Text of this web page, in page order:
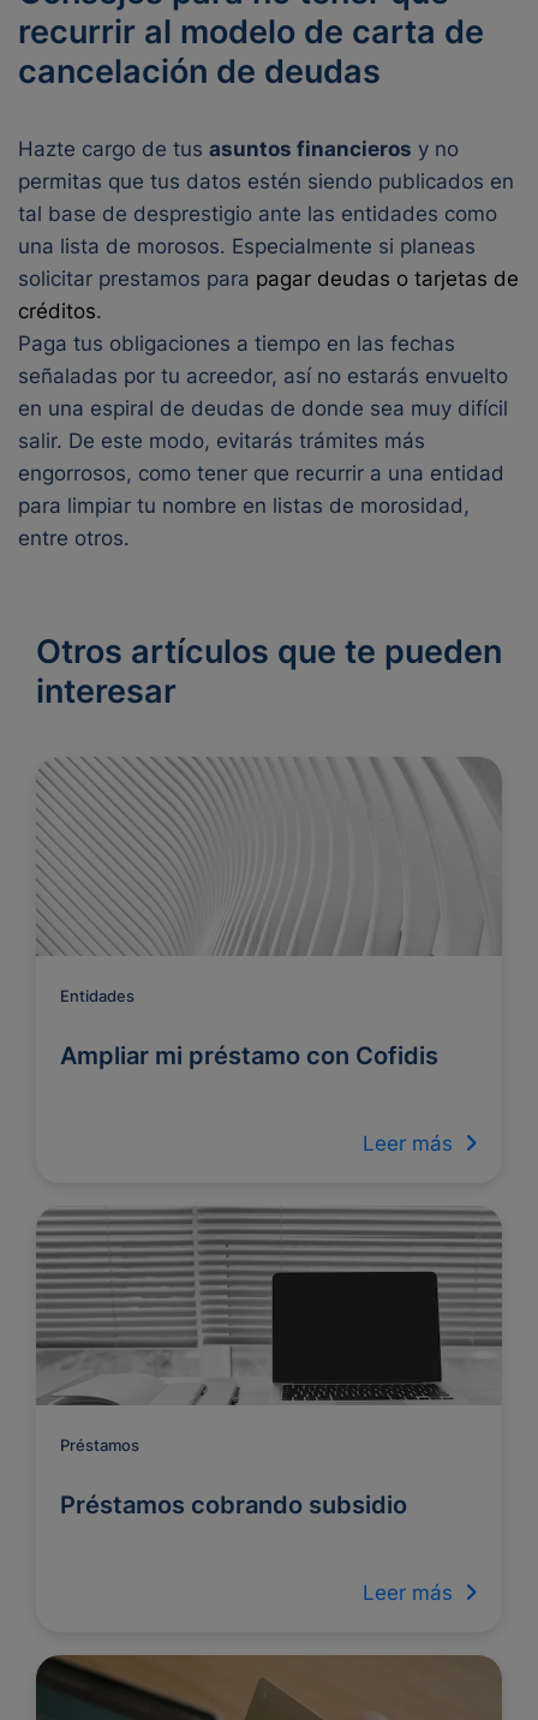
recurrir al modelo de carta de
cancelación de deudas
Hazte cargo de tus asuntos financieros y no
permitas que tus datos estén siendo publicados en
tal base de desprestigio ante las entidades como
una lista de morosos. Especialmente si planeas
solicitar prestamos para pagar deudas o tarjetas de
créditos.
Paga tus obligaciones a tiempo en las fechas
señaladas por tu acreedor, así no estarás envuelto
en una espiral de deudas de donde sea muy difícil
salir. De este modo, evitarás trámites más
engorrosos, como tener que recurrir a una entidad
para limpiar tu nombre en listas de morosidad,
entre otros.
Otros artículos que te pueden
interesar
Entidades
Ampliar mi préstamo con Cofidis
Leer más
Préstamos
Préstamos cobrando subsidio
Leer más